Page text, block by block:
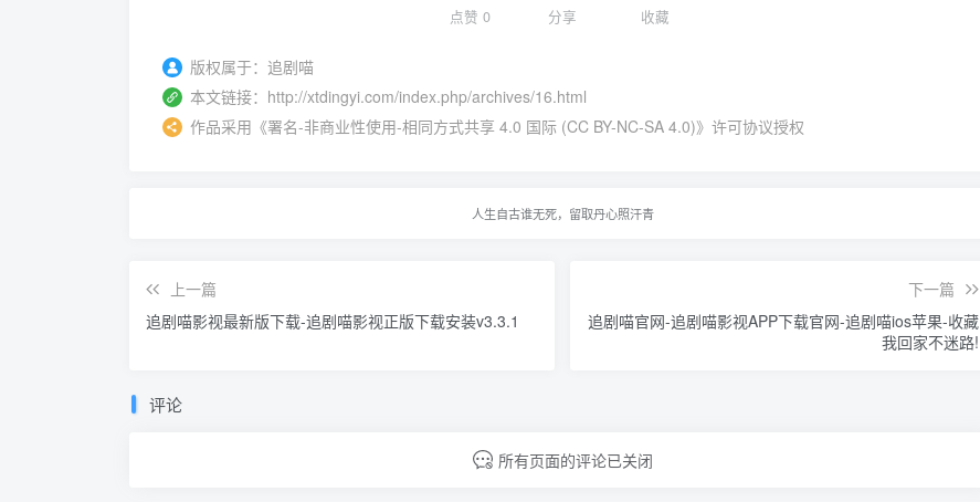
点赞 0 分享 收藏
版权属于： 追剧喵
本文链接： http://xtdingyi.com/index.php/archives/16.html
作品采用 《署名-非商业性使用-相同方式共享 4.0 国际 (CC BY-NC-SA 4.0)》许可协议授权
人生自古谁无死，留取丹心照汗青
上一篇
追剧喵影视最新版下载-追剧喵影视正版下载安装v3.3.1
下一篇
追剧喵官网-追剧喵影视APP下载官网-追剧喵ios苹果-收藏
我回家不迷路!
评论
所有页面的评论已关闭